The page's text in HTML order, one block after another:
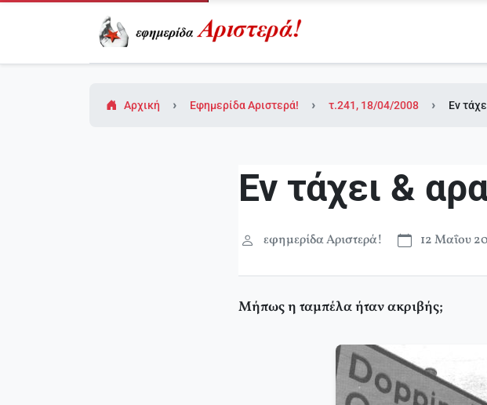
Αρχική Εφημερίδα Αριστερά! τ.241, 18/04/2008 Εν
Εν τάχει &
εφημερίδα Αριστερά! 12 Μαΐου
Μήπως η ταμπέλα ήταν ακριβής;